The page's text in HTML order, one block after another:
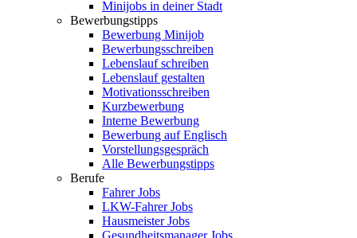
Minijobs in deiner Stadt
Bewerbungstipps
Bewerbung Minijob
Bewerbungsschreiben
Lebenslauf schreiben
Lebenslauf gestalten
Motivationsschreiben
Kurzbewerbung
Interne Bewerbung
Bewerbung auf Englisch
Vorstellungsgespräch
Alle Bewerbungstipps
Berufe
Fahrer Jobs
LKW-Fahrer Jobs
Hausmeister Jobs
Gesundheitsmanager Jobs